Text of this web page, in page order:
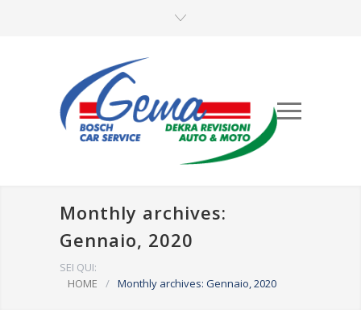
Monthly archives:
Gennaio, 2020
SEI QUI:
HOME
/ Monthly archives: Gennaio, 2020